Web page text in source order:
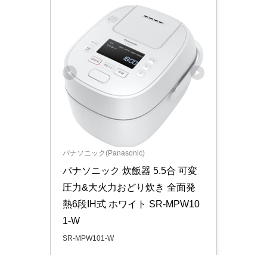
パナソニック(Panasonic)
パナソニック 炊飯器 5.5合 可変
圧力&大火力おどり炊き 全面発
熱6段IH式 ホワイト SR-MPW10
1-W
SR-MPW101-W